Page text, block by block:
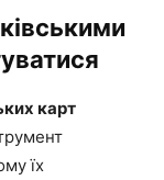
карт
їх